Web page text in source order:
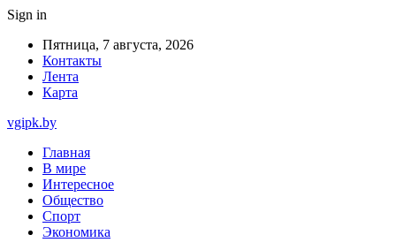
Sign in
Пятница, 7 августа, 2026
Контакты
Лента
Карта
vgipk.by
Главная
В мире
Интересное
Общество
Спорт
Экономика